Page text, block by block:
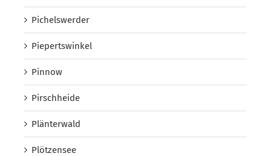
Pichelswerder
Piepertswinkel
Pinnow
Pirschheide
Plänterwald
Plötzensee